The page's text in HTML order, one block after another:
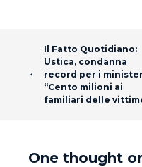
Post
Il Fatto Quotidiano:
Ustica, condanna
record per i
“Cento milioni ai
familiari delle
One thought